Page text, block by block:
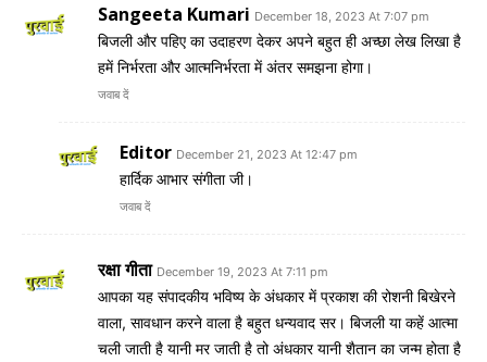
Sangeeta Kumari December 18, 2023 At 7:07 pm
बिजली और पहिए का उदाहरण देकर अपने बहुत ही अच्छा लेख लिखा है
हमें निर्भरता और आत्मनिर्भरता में अंतर समझना होगा।
जवाब दें
Editor December 21, 2023 At 12:47 pm
हार्दिक आभार संगीता जी।
जवाब दें
रक्षा गीता December 19, 2023 At 7:11 pm
आपका यह संपादकीय भविष्य के अंधकार में प्रकाश की रोशनी बिखेरने
वाला, सावधान करने वाला है बहुत धन्यवाद सर। बिजली या कहें आत्मा
चली जाती है यानी मर जाती है तो अंधकार यानी शैतान का जन्म होता है